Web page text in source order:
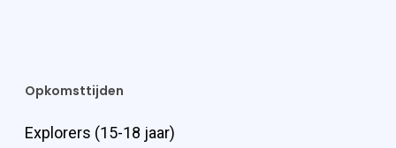
Opkomsttijden
Explorers (15-18 jaar)